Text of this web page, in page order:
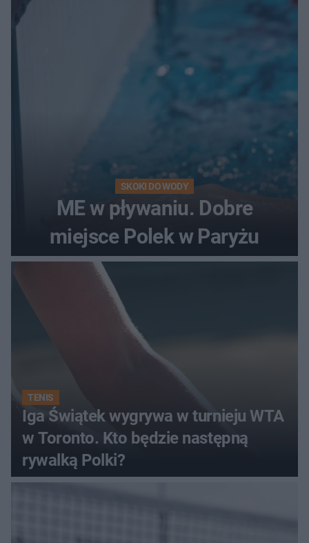
SKOKI DO WODY
ME w pływaniu. Dobre
miejsce Polek w Paryżu
TENIS
Iga Świątek wygrywa w turnieju WTA
w Toronto. Kto będzie następną
rywalką Polki?